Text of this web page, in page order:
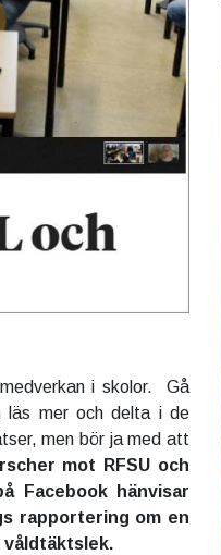
i skolor. Gå
läs mer och delta i de
men bör ja med att
mot RFSU och
Facebook hänvisar
rapportering om en
våldtäktslek.